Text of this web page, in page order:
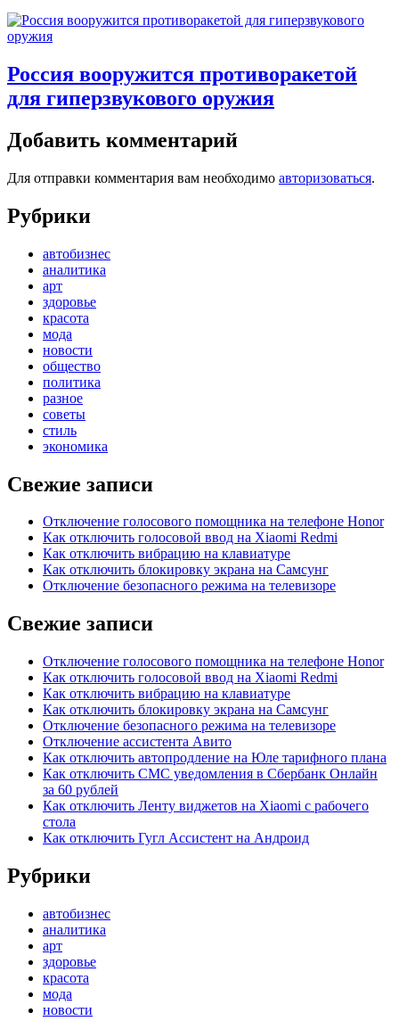
Россия вооружится противоракетой
для гиперзвукового оружия
Добавить комментарий
Для отправки комментария вам необходимо авторизоваться.
Рубрики
автобизнес
аналитика
арт
здоровье
красота
мода
новости
общество
политика
разное
советы
стиль
экономика
Свежие записи
Отключение голосового помощника на телефоне Honor
Как отключить голосовой ввод на Xiaomi Redmi
Как отключить вибрацию на клавиатуре
Как отключить блокировку экрана на Самсунг
Отключение безопасного режима на телевизоре
Свежие записи
Отключение голосового помощника на телефоне Honor
Как отключить голосовой ввод на Xiaomi Redmi
Как отключить вибрацию на клавиатуре
Как отключить блокировку экрана на Самсунг
Отключение безопасного режима на телевизоре
Отключение ассистента Авито
Как отключить автопродление на Юле тарифного плана
Как отключить СМС уведомления в Сбербанк Онлайн
за 60 рублей
Как отключить Ленту виджетов на Xiaomi с рабочего
стола
Как отключить Гугл Ассистент на Андроид
Рубрики
автобизнес
аналитика
арт
здоровье
красота
мода
новости